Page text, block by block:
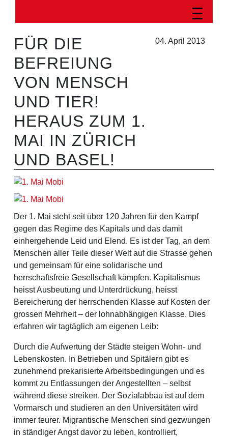
04. April 2013
FÜR DIE
BEFREIUNG
VON MENSCH
UND TIER!
HERAUS ZUM 1.
MAI IN ZÜRICH
UND BASEL!
Der 1. Mai steht seit über 120 Jahren für den Kampf
gegen das Regime des Kapitals und das damit
einhergehende Leid und Elend. Es ist der Tag, an dem
Menschen aller Teile dieser Welt auf die Strasse gehen
und gemeinsam für eine solidarische und
herrschaftsfreie Gesellschaft kämpfen. Kapitalismus
heisst Ausbeutung und Unterdrückung, heisst
Bereicherung der herrschenden Klasse auf Kosten der
grossen Mehrheit – der lohnabhängigen Klasse. Dies
erfahren wir tagtäglich am eigenen Leib:
Durch die Aufwertung der Städte steigen Wohn- und
Lebenskosten. In Betrieben und Spitälern gibt es
zunehmend prekarisierte Arbeitsbedingungen und es
kommt zu Entlassungen der Angestellten – selbst
während diese streiken. Der Sozialabbau ist auf dem
Vormarsch und studieren an den Universitäten wird
immer teurer. Migrantische Menschen sind gezwungen
in ständiger Angst davor zu leben, kontrolliert,